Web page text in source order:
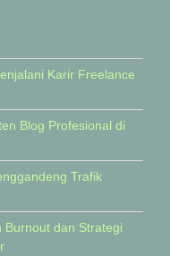
Karir Freelance
Blog Profesional di
Trafik
Burnout dan Strategi